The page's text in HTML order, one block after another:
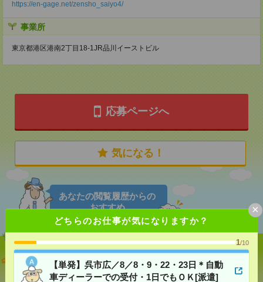
どちらのお仕事が気になりますか？
1/10
【単発】呉市広／8／8・9・22・23日＊自動
車ディーラーでの受付・1日でもＯＫ[派遣]
×
https://en-gage.net/zensho_saiyo4/
事業所
東京都港区港南2丁目18-1JR品川イーストビル
応募ページへ
気になる！
あなたの閲覧履歴からの
おすすめ
【単発】呉市広／8／8・9・22・23日＊自動車ディー
ラーでの受付・1日でもＯＫ[派遣]